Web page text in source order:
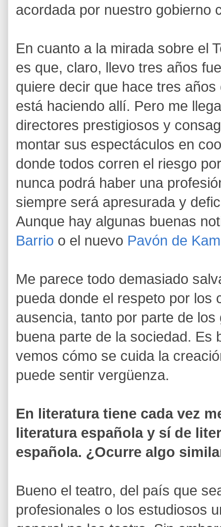
acordada por nuestro gobierno
En cuanto a la mirada sobre el
es que, claro, llevo tres años
quiere decir que hace tres
está haciendo allí. Pero me
directores prestigiosos y
montar sus espectáculos en
donde todos corren el riesgo
nunca podrá haber una
siempre será apresurada y
Aunque hay algunas buenas
Barrio o el nuevo Pavón de
Me parece todo demasiado
pueda donde el respeto por los
ausencia, tanto por parte de
buena parte de la sociedad. Es
vemos cómo se cuida la
puede sentir vergüenza.
En literatura tiene cada vez
literatura española y sí de
española. ¿Ocurre algo
Bueno el teatro, del país que
profesionales o los estudiosos